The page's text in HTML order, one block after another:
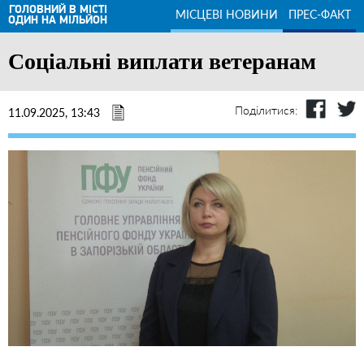
ГОЛОВНИЙ В МІСТІ
ОДИН НА МІЛЬЙОН МІСЦЕВІ НОВИНИ ПРЕС-ФАКТ
Соціальні виплати ветеранам
11.09.2025, 13:43 Поділитися: